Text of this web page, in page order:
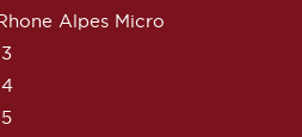
Alpes Micro